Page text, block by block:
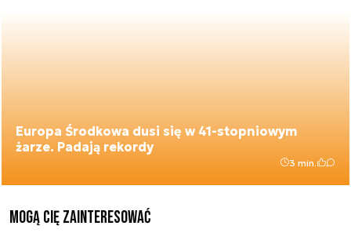
Europa Środkowa dusi się w 41-stopniowym
żarze. Padają rekordy
3 min.
Mogą Cię zainteresować